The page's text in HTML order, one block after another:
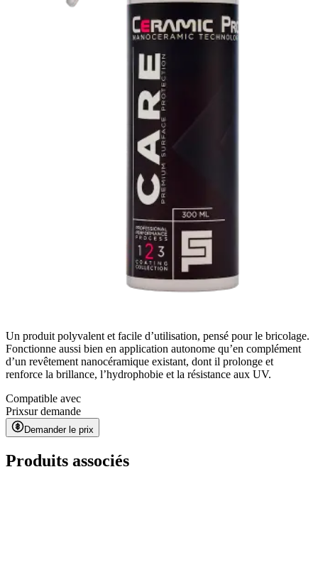
Un produit polyvalent et facile d’utilisation, pensé pour le bricolage.
Fonctionne aussi bien en application autonome qu’en complément
d’un revêtement nanocéramique existant, dont il prolonge et
renforce la brillance, l’hydrophobie et la résistance aux UV.
Compatible avec
Prixsur demande
Demander le prix
Produits associés